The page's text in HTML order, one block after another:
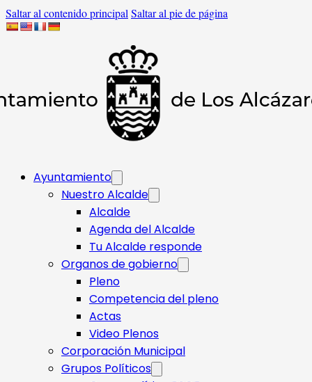
Saltar al contenido principal Saltar al pie de página
Ayuntamiento
Nuestro Alcalde
Alcalde
Agenda del Alcalde
Tu Alcalde responde​
Organos de gobierno
Pleno
Competencia del pleno
Actas
Video Plenos
Corporación Municipal
Grupos Políticos